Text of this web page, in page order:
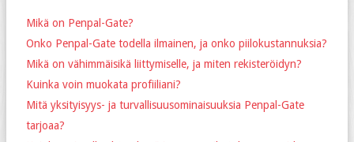
Mikä on Penpal-Gate?
Onko Penpal-Gate todella ilmainen, ja onko piilokustannuksia?
Mikä on vähimmäisikä liittymiselle, ja miten rekisteröidyn?
Kuinka voin muokata profiiliani?
Mitä yksityisyys- ja turvallisuusominaisuuksia Penpal-Gate
tarjoaa?